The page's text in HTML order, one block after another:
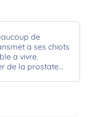
de
a ses chiots
a vivre.
de la prostate...